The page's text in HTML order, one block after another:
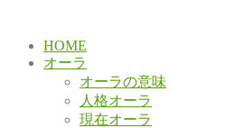
HOME
オーラ
オーラの意味
人格オーラ
現在オーラ